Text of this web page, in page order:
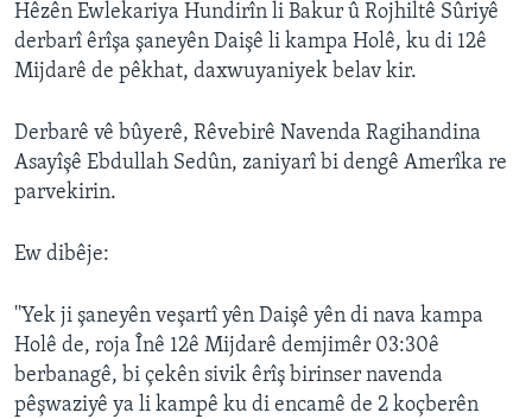
Hêzên Ewlekariya Hundirîn li Bakur û Rojhiltê Sûriyê
derbarî êrîşa şaneyên Daişê li kampa Holê, ku di 12ê
Mijdarê de pêkhat, daxwuyaniyek belav kir.
Derbarê vê bûyerê, Rêvebirê Navenda Ragihandina
Asayîşê Ebdullah Sedûn, zaniyarî bi dengê Amerîka re
parvekirin.
Ew dibêje:
''Yek ji şaneyên veşartî yên Daişê yên di nava kampa
Holê de, roja Înê 12ê Mijdarê demjimêr 03:30ê
berbanagê, bi çekên sivik êrîş birinser navenda
pêşwaziyê ya li kampê ku di encamê de 2 koçberên